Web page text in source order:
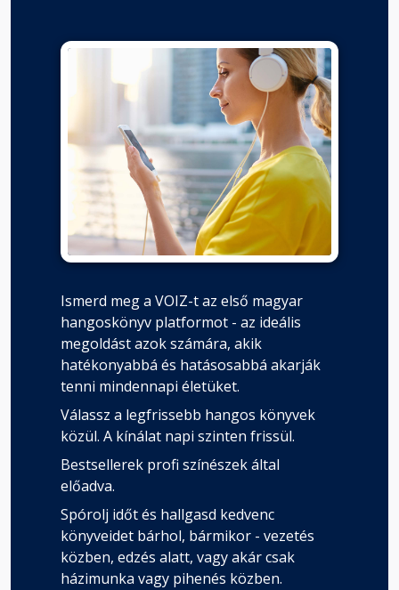
Ismerd meg a VOIZ-t az első magyar
hangoskönyv platformot - az ideális
megoldást azok számára, akik
hatékonyabbá és hatásosabbá akarják
tenni mindennapi életüket.
Válassz a legfrissebb hangos könyvek
közül. A kínálat napi szinten frissül.
Bestsellerek profi színészek által
előadva.
Spórolj időt és hallgasd kedvenc
könyveidet bárhol, bármikor - vezetés
közben, edzés alatt, vagy akár csak
házimunka vagy pihenés közben.